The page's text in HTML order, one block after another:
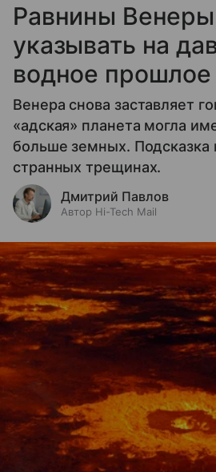
Равнины
указывать на
водное прошлое
Венера снова заставляет
«адская» планета могла
больше земных. Подсказка
странных трещинах.
Дмитрий Павлов
Автор Hi-Tech Mail